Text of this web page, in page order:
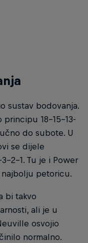
sustav bodovanja.
18-15-13-
do subote. U
se dijele
2-1. Tu je i Power
petoricu.
bi takvo
ali je u
osvojio
normalno.